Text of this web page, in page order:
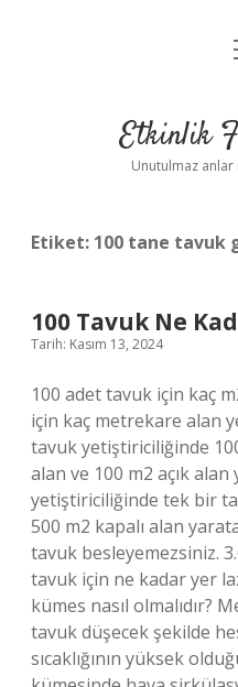
Etkinlik
Unutulmaz anlar
Etiket: 100 tane tavuk
100 Tavuk Ne
Tarih: Kasım 13, 2024
100 adet tavuk için kaç
için kaç metrekare alan
tavuk yetiştiriciliğinde
alan ve 100 m2 açık
yetiştiriciliğinde tek bir
500 m2 kapalı alan
tavuk besleyemezsiniz.
tavuk için ne kadar yer
kümes nasıl olmalıdır?
tavuk düşecek şekilde
sıcaklığının yüksek